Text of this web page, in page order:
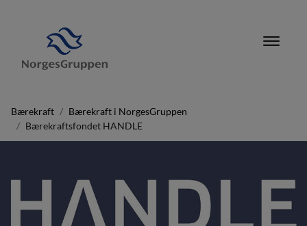
Bærekraft
Bærekraft i NorgesGruppen
Bærekraftsfondet HANDLE